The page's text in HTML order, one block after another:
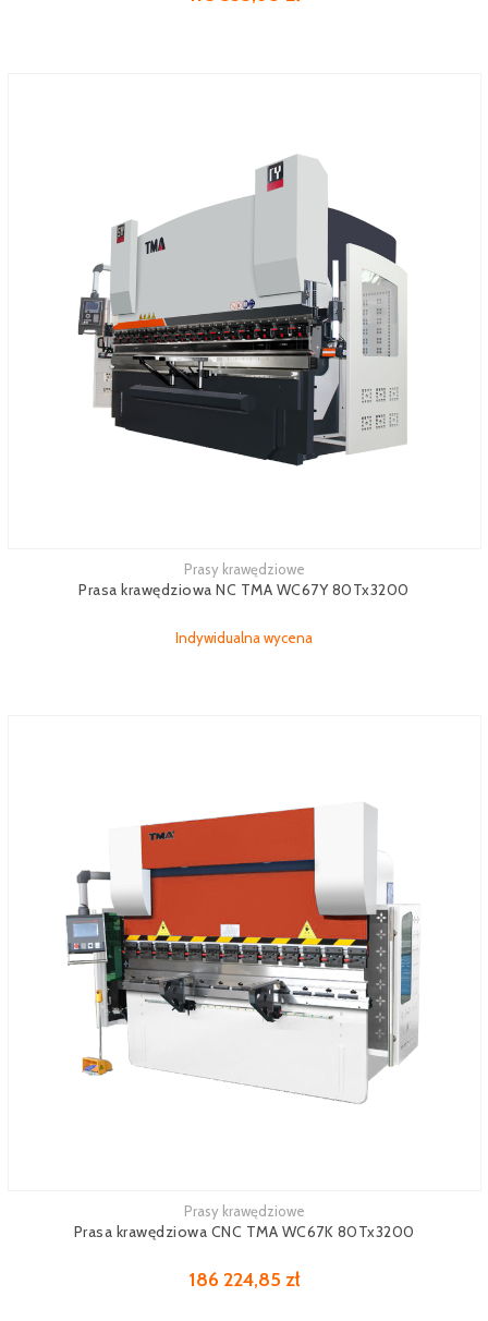
Prasy krawędziowe
Prasa krawędziowa NC TMA WC67Y 80Tx3200
Indywidualna wycena
Prasy krawędziowe
Prasa krawędziowa CNC TMA WC67K 80Tx3200
186 224,85 zł